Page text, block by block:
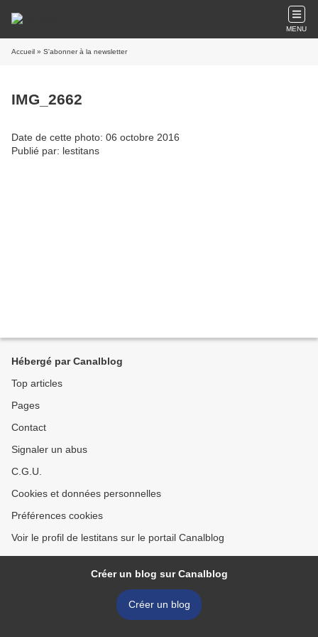
MENU
Accueil » S'abonner à la newsletter
IMG_2662
Date de cette photo: 06 octobre 2016
Publié par: lestitans
Hébergé par Canalblog
Top articles
Pages
Contact
Signaler un abus
C.G.U.
Cookies et données personnelles
Préférences cookies
Voir le profil de lestitans sur le portail Canalblog
Créer un blog sur Canalblog
Créer un blog